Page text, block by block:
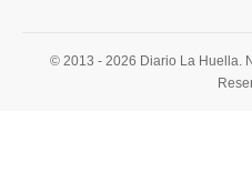
© 2013 - 2026 Diario La Huella.